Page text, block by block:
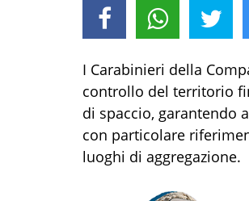
I Carabinieri della
controllo del territorio
di spaccio, garantendo
con particolare
luoghi di aggregazione.